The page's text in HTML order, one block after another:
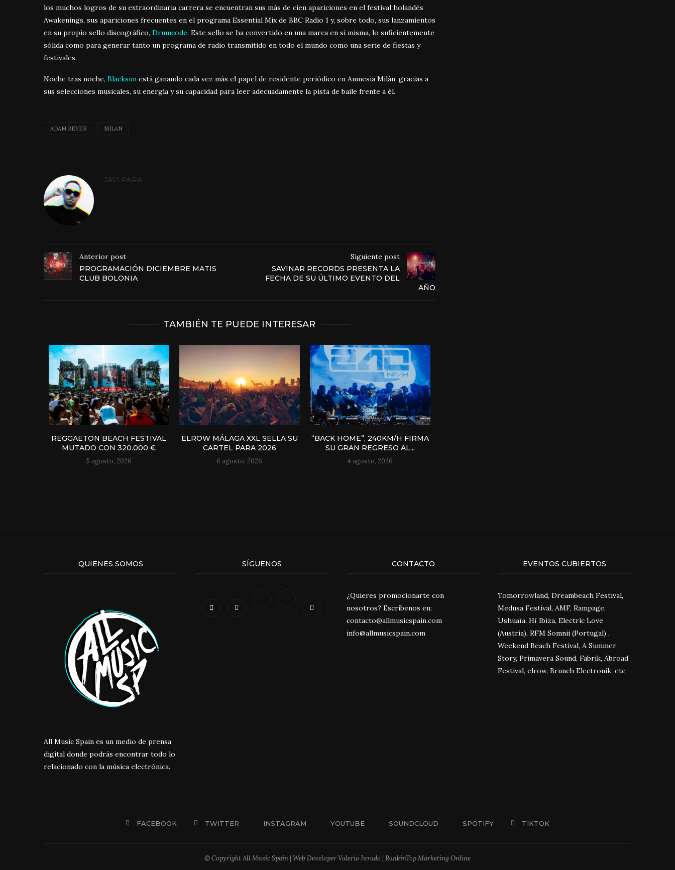
los muchos logros de su extraordinaria carrera se encuentran sus más de cien apariciones en el festival holandés
Awakenings, sus apariciones frecuentes en el programa Essential Mix de BBC Radio 1 y, sobre todo, sus lanzamientos
en su propio sello discográfico, Drumcode. Este sello se ha convertido en una marca en sí misma, lo suficientemente
sólida como para generar tanto un programa de radio transmitido en todo el mundo como una serie de fiestas y
festivales.
Noche tras noche, Blacksun está ganando cada vez más el papel de residente periódico en Amnesia Milán, gracias a
sus selecciones musicales, su energía y su capacidad para leer adecuadamente la pista de baile frente a él.
ADAM BEYER MILAN
JAVI PARA
Anterior post
PROGRAMACIÓN DICIEMBRE MATIS
CLUB BOLONIA
Siguiente post
SAVINAR RECORDS PRESENTA LA
FECHA DE SU ÚLTIMO EVENTO DEL
AÑO
TAMBIÉN TE PUEDE INTERESAR
REGGAETON BEACH FESTIVAL
MUTADO CON 320.000 €
5 agosto, 2026
ELROW MÁLAGA XXL SELLA SU
CARTEL PARA 2026
6 agosto, 2026
“BACK HOME”, 240KM/H FIRMA
SU GRAN REGRESO AL...
4 agosto, 2026
QUIENES SOMOS
All Music Spain es un medio de prensa
digital donde podrás encontrar todo lo
relacionado con la música electrónica.
SÍGUENOS CONTACTO
¿Quieres promocionarte con
nosotros? Escríbenos en:
contacto@allmusicspain.com
info@allmusicspain.com
EVENTOS CUBIERTOS
Tomorrowland, Dreambeach Festival,
Medusa Festival, AMF, Rampage,
Ushuaïa, Hï Ibiza, Electric Love
(Austria), RFM Somnii (Portugal) ,
Weekend Beach Festival, A Summer
Story, Primavera Sound, Fabrik, Abroad
Festival, elrow, Brunch Electronik, etc
FACEBOOK TWITTER INSTAGRAM YOUTUBE SOUNDCLOUD SPOTIFY TIKTOK
© Copyright All Music Spain | Web Developer Valerio Jurado | RankinTop Marketing Online